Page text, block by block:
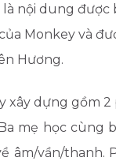
nội dung được
Monkey và
Hương.
xây dựng gồm
mẹ học cùng
âm/vần/thanh.